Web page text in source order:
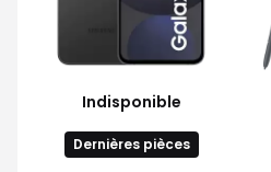
Indisponible
Dernières pièces